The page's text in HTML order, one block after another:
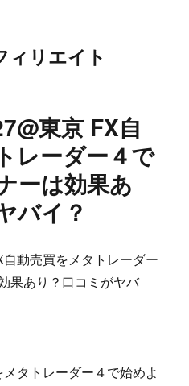
ィリエイト
東京 FX自
レーダー４で
ーは効果あ
バイ？
動売買をメタトレーダー
果あり？口コミがヤバ
タトレーダー４で始めよ